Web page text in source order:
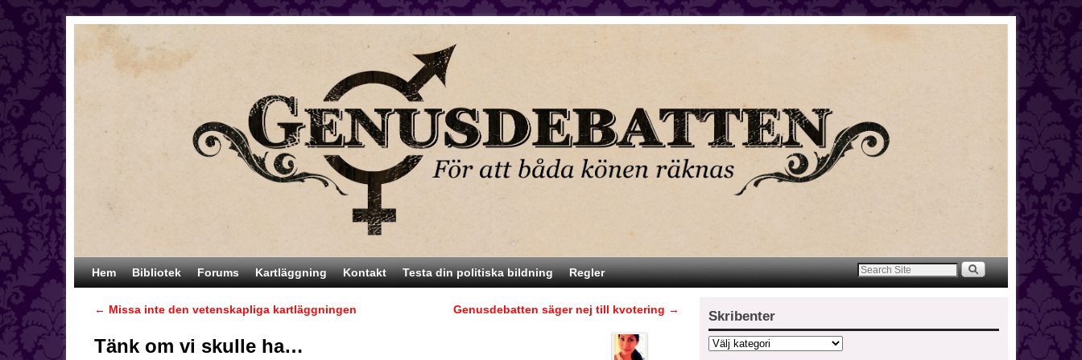
Hoppa till huvudinnehåll
Hoppa till sekundärt innehåll
Hem Bibliotek Forums Kartläggning Kontakt Testa din politiska bildning Regler
Inläggsnavigering
← Missa inte den vetenskapliga kartläggningen Genusdebatten säger nej till kvotering →
Tänk om vi skulle ha…
Skribenter